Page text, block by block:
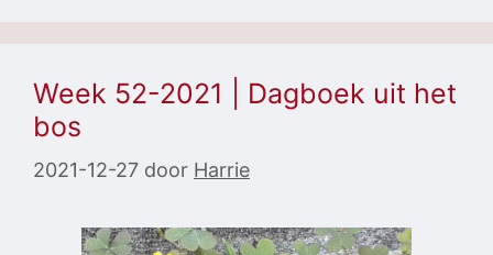
Week 52-2021 | Dagboek uit het
bos
2021-12-27 door Harrie